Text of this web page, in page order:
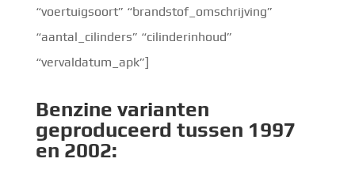
“voertuigsoort” “brandstof_omschrijving”
“aantal_cilinders” “cilinderinhoud”
“vervaldatum_apk”]
Benzine varianten
geproduceerd tussen 1997
en 2002: